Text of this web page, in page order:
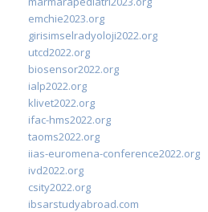
emchie2023.org
girisimselradyoloji2022.org
utcd2022.org
biosensor2022.org
ialp2022.org
klivet2022.org
ifac-hms2022.org
taoms2022.org
iias-euromena-conference2022.org
ivd2022.org
csity2022.org
ibsarstudyabroad.com